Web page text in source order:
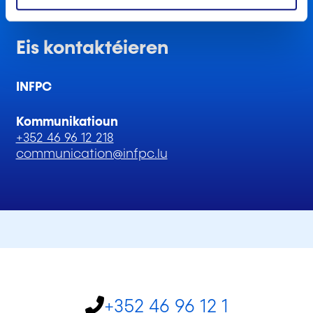
Eis kontaktéieren
INFPC
Kommunikatioun
+352 46 96 12 218
communication@infpc.lu
+352 46 96 12 1